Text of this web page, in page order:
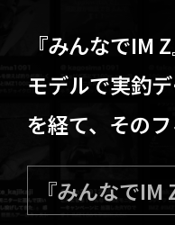
『みんなでIM
モデルで実釣
を経て、その
『みんなでIM